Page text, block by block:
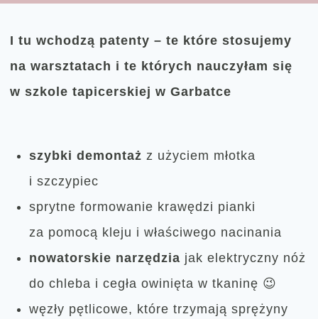
I tu wchodzą patenty – te które stosujemy
na warsztatach i te których nauczyłam się
w szkole tapicerskiej w Garbatce
szybki demontaż z użyciem młotka
i szczypiec
sprytne formowanie krawędzi pianki
za pomocą kleju i właściwego nacinania
nowatorskie narzędzia jak elektryczny nóż
do chleba i cegła owinięta w tkaninę 😉
węzły pętlicowe, które trzymają sprężyny